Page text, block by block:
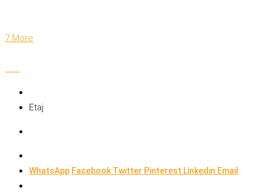
7 More
Etaj
WhatsApp FacebookTwitter Pinterest Linkedin Email